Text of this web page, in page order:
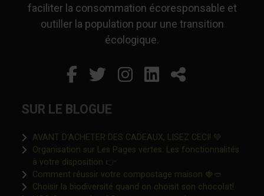
faciliter la consommation écoresponsable et
outiller la population pour une transition
écologique.
Facebook
Ce lien s'ouvrira dans
Twitter
Ce lien s'ouvrira
Instagram
Ce lien s'ouvrira
LinkedIn
Ce lienPartager
SUR LE BLOGUE
AVANT D’ACHETER DES CADEAUX, LISEZ CECI! 💚
Organisation sur Les Pages vertes: Les fonctionnalités
à votre disposition 👉Ce lien s'ouvrira dans une nouvelle
Comment réussir votre compostage maison 🍓🥙
Choisir la biodiversité quand on choisit son chocolat!Ce lien